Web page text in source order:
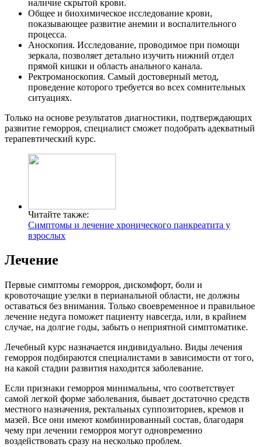
наличие скрытой крови.
Общее и биохимическое исследование крови,
показывающее развитие анемии и воспалительного
процесса.
Аноскопия. Исследование, проводимое при помощи
зеркала, позволяет детально изучить нижний отдел
прямой кишки и область анального канала.
Ректроманоскопия. Самый достоверный метод,
проведение которого требуется во всех сомнительных
ситуациях.
Только на основе результатов диагностики, подтверждающих
развитие геморроя, специалист сможет подобрать адекватный
терапевтический курс.
Читайте также:
Симптомы и лечение хронического панкреатита у
взрослых
Лечение
Первые симптомы геморроя, дискомфорт, боли и
кровоточащие узелки в перианальной области, не должны
оставаться без внимания. Только своевременное и правильное
лечение недуга поможет пациенту навсегда, или, в крайнем
случае, на долгие годы, забыть о неприятной симптоматике.
Лечебный курс назначается индивидуально. Виды лечения
геморроя подбираются специалистами в зависимости от того,
на какой стадии развития находится заболевание.
Если признаки геморроя минимальны, что соответствует
самой легкой форме заболевания, бывает достаточно средств
местного назначения, ректальных суппозиториев, кремов и
мазей. Все они имеют комбинированный состав, благодаря
чему при лечении геморроя могут одновременно
воздействовать сразу на несколько проблем.